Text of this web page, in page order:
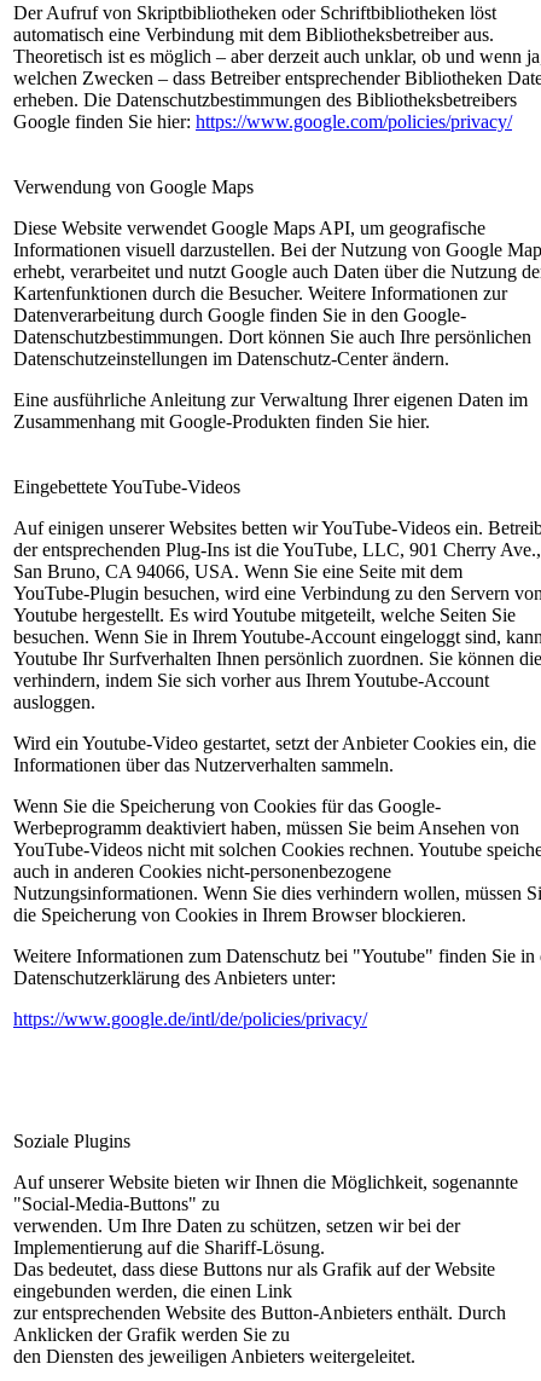
Der Aufruf von Skriptbibliotheken oder Schriftbibliotheken löst
automatisch eine Verbindung mit dem Bibliotheksbetreiber aus.
Theoretisch ist es möglich – aber derzeit auch unklar, ob und wenn
welchen Zwecken – dass Betreiber entsprechender Bibliotheken
erheben. Die Datenschutzbestimmungen des Bibliotheksbetreibers
Google finden Sie hier: https://www.google.com/policies/privacy/
Verwendung von Google Maps
Diese Website verwendet Google Maps API, um geografische
Informationen visuell darzustellen. Bei der Nutzung von Google
erhebt, verarbeitet und nutzt Google auch Daten über die Nutzung
Kartenfunktionen durch die Besucher. Weitere Informationen zur
Datenverarbeitung durch Google finden Sie in den Google-
Datenschutzbestimmungen. Dort können Sie auch Ihre persönlichen
Datenschutzeinstellungen im Datenschutz-Center ändern.
Eine ausführliche Anleitung zur Verwaltung Ihrer eigenen Daten im
Zusammenhang mit Google-Produkten finden Sie hier.
Eingebettete YouTube-Videos
Auf einigen unserer Websites betten wir YouTube-Videos ein.
der entsprechenden Plug-Ins ist die YouTube, LLC, 901 Cherry Ave.,
San Bruno, CA 94066, USA. Wenn Sie eine Seite mit dem
YouTube-Plugin besuchen, wird eine Verbindung zu den Servern
Youtube hergestellt. Es wird Youtube mitgeteilt, welche Seiten Sie
besuchen. Wenn Sie in Ihrem Youtube-Account eingeloggt sind,
Youtube Ihr Surfverhalten Ihnen persönlich zuordnen. Sie können
verhindern, indem Sie sich vorher aus Ihrem Youtube-Account
ausloggen.
Wird ein Youtube-Video gestartet, setzt der Anbieter Cookies ein, die
Informationen über das Nutzerverhalten sammeln.
Wenn Sie die Speicherung von Cookies für das Google-
Werbeprogramm deaktiviert haben, müssen Sie beim Ansehen von
YouTube-Videos nicht mit solchen Cookies rechnen. Youtube
auch in anderen Cookies nicht-personenbezogene
Nutzungsinformationen. Wenn Sie dies verhindern wollen, müssen
die Speicherung von Cookies in Ihrem Browser blockieren.
Weitere Informationen zum Datenschutz bei "Youtube" finden Sie in
Datenschutzerklärung des Anbieters unter:
https://www.google.de/intl/de/policies/privacy/
Soziale Plugins
Auf unserer Website bieten wir Ihnen die Möglichkeit, sogenannte
"Social-Media-Buttons" zu
verwenden. Um Ihre Daten zu schützen, setzen wir bei der
Implementierung auf die Shariff-Lösung.
Das bedeutet, dass diese Buttons nur als Grafik auf der Website
eingebunden werden, die einen Link
zur entsprechenden Website des Button-Anbieters enthält. Durch
Anklicken der Grafik werden Sie zu
den Diensten des jeweiligen Anbieters weitergeleitet.